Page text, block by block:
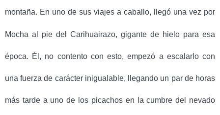
montaña. En uno de sus viajes a caballo, llegó una vez por
Mocha al pie del Carihuairazo, gigante de hielo para esa
época. Él, no contento con esto, empezó a escalarlo con
una fuerza de carácter inigualable, llegando un par de horas
más tarde a uno de los picachos en la cumbre del nevado